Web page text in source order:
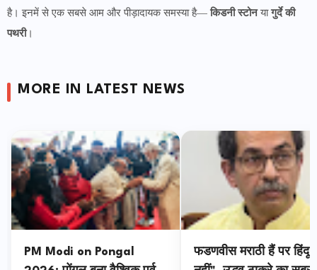
है। इनमें से एक सबसे आम और पीड़ादायक समस्या है—किडनी स्टोनयागुर्दे की
पथरी।
MORE IN LATEST NEWS
PM Modi on Pongal
फडणवीस मराठी हैं पर हिंदू